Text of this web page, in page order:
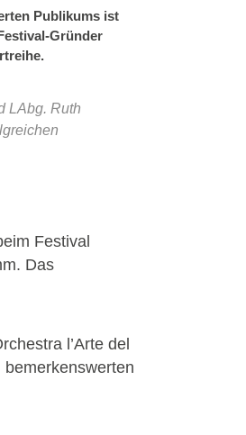
Publikums ist
Gründer
LAbg. Ruth
Festival
Das
l’Arte del